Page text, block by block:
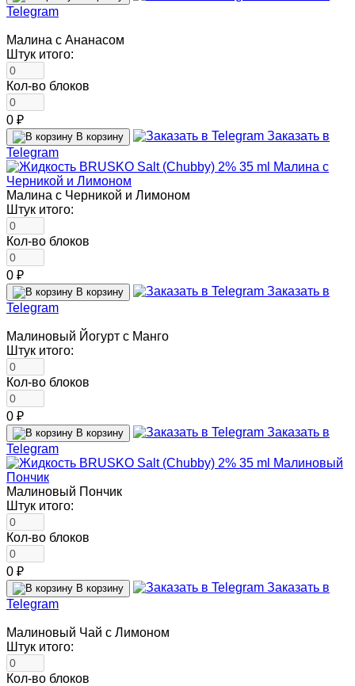
Telegram
Малина с Ананасом
Штук итого:
Кол-во блоков
0 ₽
В корзину
Заказать в
Telegram
Малина с Черникой и Лимоном
Штук итого:
Кол-во блоков
0 ₽
В корзину
Заказать в
Telegram
Малиновый Йогурт с Манго
Штук итого:
Кол-во блоков
0 ₽
В корзину
Заказать в
Telegram
Малиновый Пончик
Штук итого:
Кол-во блоков
0 ₽
В корзину
Заказать в
Telegram
Малиновый Чай с Лимоном
Штук итого:
Кол-во блоков